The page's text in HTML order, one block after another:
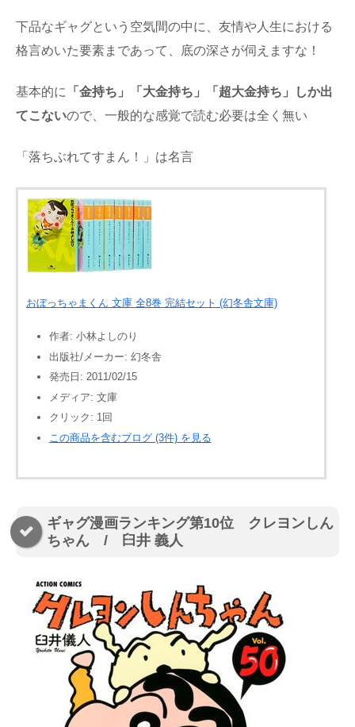
下品なギャグという空気間の中に、友情や人生における
格言めいた要素まであって、底の深さが伺えますな！
基本的に
「金持ち」「大金持ち」「超大金持ち」しか出
てこないので、一般的な感覚で読む必要は全く無い
「落ちぶれてすまん！」は名言
おぼっちゃまくん 文庫 全8巻 完結セット (幻冬舎文庫)
作者: 小林よしのり
出版社/メーカー: 幻冬舎
発売日: 2011/02/15
メディア: 文庫
クリック : 1回
この商品を含むブログ (3件) を見る
ギャグ漫画ランキング第10位 クレヨンしん
ちゃん / 臼井 義人